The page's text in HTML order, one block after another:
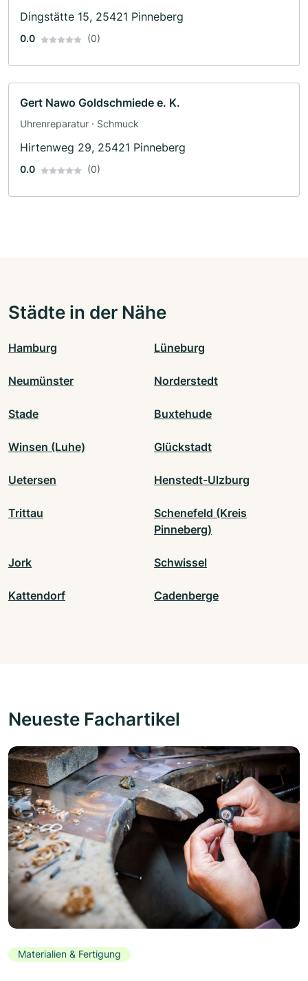
Dingstätte 15, 25421 Pinneberg
0.0 (0)
Gert Nawo Goldschmiede e. K.
Uhrenreparatur · Schmuck
Hirtenweg 29, 25421 Pinneberg
0.0 (0)
Städte in der Nähe
Hamburg Lüneburg
Neumünster Norderstedt
Stade Buxtehude
Winsen (Luhe) Glückstadt
Uetersen Henstedt-Ulzburg
Trittau
Schenefeld (Kreis
Pinneberg)
Jork Schwissel
Kattendorf Cadenberge
Neueste Fachartikel
Materialien & Fertigung